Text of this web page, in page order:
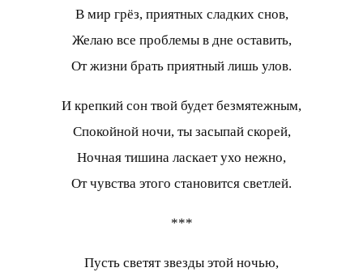
В мир грёз, приятных сладких снов,
Желаю все проблемы в дне оставить,
От жизни брать приятный лишь улов.
И крепкий сон твой будет безмятежным,
Спокойной ночи, ты засыпай скорей,
Ночная тишина ласкает ухо нежно,
От чувства этого становится светлей.
***
Пусть светят звезды этой ночью,